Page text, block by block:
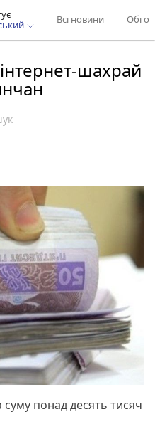
Всі новини
шахрай
понад десять тисяч